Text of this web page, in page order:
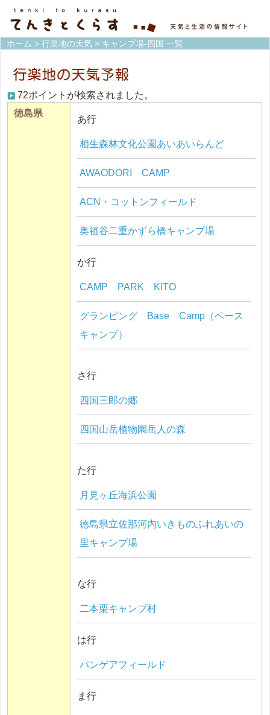
ホーム > 行楽地の天気 > キャンプ場-四国 一覧
72ポイントが検索されました。
徳島県
あ行
相生森林文化公園あいあいらんど
AWAODORI CAMP
ACN・コットンフィールド
奥祖谷二重かずら橋キャンプ場
か行
CAMP PARK KITO
グランピング Base Camp（ベース
キャンプ）
さ行
四国三郎の郷
四国山岳植物園岳人の森
た行
月見ヶ丘海浜公園
徳島県立佐那河内いきものふれあいの
里キャンプ場
な行
二本栗キャンプ村
は行
パンゲアフィールド
ま行